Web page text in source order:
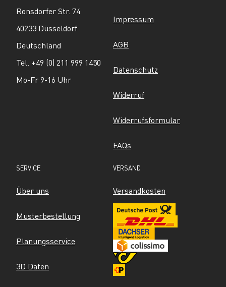
Ronsdorfer Str. 74
40233 Düsseldorf
Deutschland
Tel. +49 (0) 211 999 1450
Mo-Fr 9-16 Uhr
Impressum
AGB
Datenschutz
Widerruf
Widerrufsformular
FAQs
SERVICE
Über uns
Musterbestellung
Planungsservice
3D Daten
VERSAND
Versandkosten